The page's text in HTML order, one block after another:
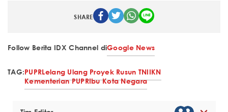
SHARE
Follow Berita IDX Channel diGoogle News
TAG:PUPRLelang Ulang Proyek Rusun TNIIKN
Kementerian PUPRIbu Kota Negara